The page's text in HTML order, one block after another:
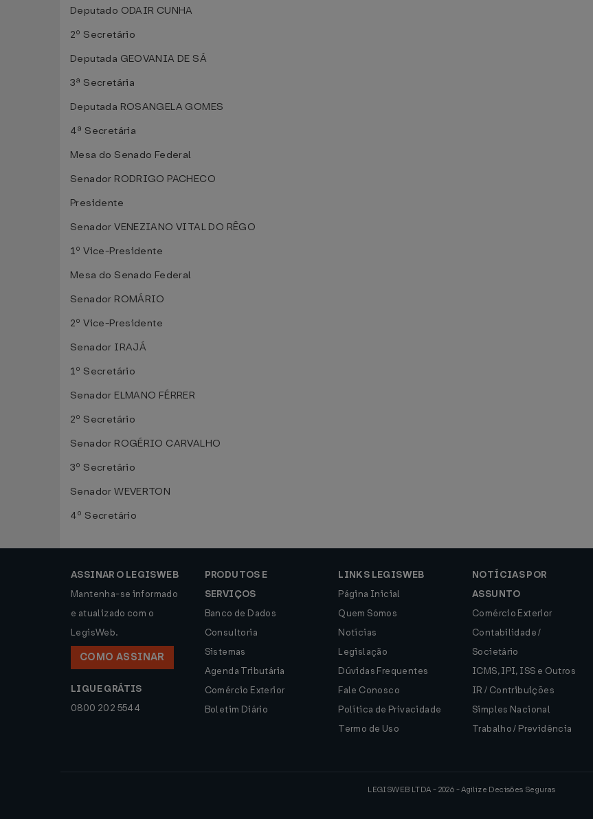
Deputado ODAIR CUNHA
2º Secretário
Deputada GEOVANIA DE SÁ
3ª Secretária
Deputada ROSANGELA GOMES
4ª Secretária
Mesa do Senado Federal
Senador RODRIGO PACHECO
Presidente
Senador VENEZIANO VITAL DO RÊGO
1º Vice-Presidente
Mesa do Senado Federal
Senador ROMÁRIO
2º Vice-Presidente
Senador IRAJÁ
1º Secretário
Senador ELMANO FÉRRER
2º Secretário
Senador ROGÉRIO CARVALHO
3º Secretário
Senador WEVERTON
4º Secretário
ASSINAR O LEGISWEB
Mantenha-se informado
e atualizado com o
LegisWeb.
COMO ASSINAR
LIGUE GRÁTIS
0800 202 5544
PRODUTOS E
SERVIÇOS
Banco de Dados
Consultoria
Sistemas
Agenda Tributária
Comércio Exterior
Boletim Diário
LINKS LEGISWEB
Página Inicial
Quem Somos
Notícias
Legislação
Dúvidas Frequentes
Fale Conosco
Política de Privacidade
Termo de Uso
NOTÍCIAS POR
ASSUNTO
Comércio Exterior
Contabilidade /
Societário
ICMS, IPI, ISS e Outros
IR / Contribuições
Simples Nacional
Trabalho / Previdência
LEGISWEB LTDA - 2026 - Agilize Decisões Seguras